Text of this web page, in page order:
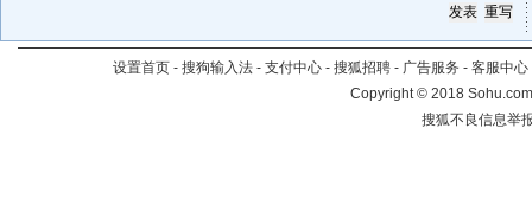
设置首页 - 搜狗输入法 - 支付中心 - 搜狐招聘 - 广告服务 - 客服中心
Copyright©2018
搜狐不良信息举